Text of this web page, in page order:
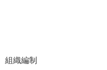
組織編制